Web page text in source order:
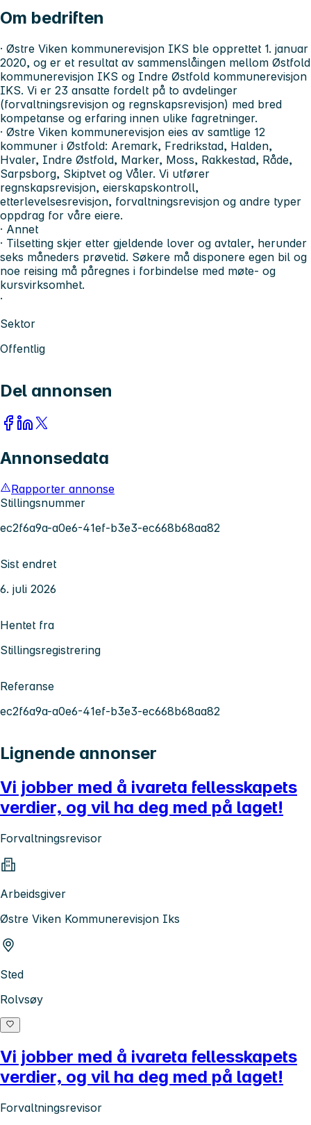
Om bedriften
· Østre Viken kommunerevisjon IKS ble opprettet 1. januar
2020, og er et resultat av sammenslåingen mellom Østfold
kommunerevisjon IKS og Indre Østfold kommunerevisjon
IKS. Vi er 23 ansatte fordelt på to avdelinger
(forvaltningsrevisjon og regnskapsrevisjon) med bred
kompetanse og erfaring innen ulike fagretninger.
· Østre Viken kommunerevisjon eies av samtlige 12
kommuner i Østfold: Aremark, Fredrikstad, Halden,
Hvaler, Indre Østfold, Marker, Moss, Rakkestad, Råde,
Sarpsborg, Skiptvet og Våler. Vi utfører
regnskapsrevisjon, eierskapskontroll,
etterlevelsesrevisjon, forvaltningsrevisjon og andre typer
oppdrag for våre eiere.
· Annet
· Tilsetting skjer etter gjeldende lover og avtaler, herunder
seks måneders prøvetid. Søkere må disponere egen bil og
noe reising må påregnes i forbindelse med møte- og
kursvirksomhet.
·
Sektor
Offentlig
Del annonsen
Annonsedata
Rapporter annonse
Stillingsnummer
ec2f6a9a-a0e6-41ef-b3e3-ec668b68aa82
Sist endret
6. juli 2026
Hentet fra
Stillingsregistrering
Referanse
ec2f6a9a-a0e6-41ef-b3e3-ec668b68aa82
Lignende annonser
Vi jobber med å ivareta fellesskapets
verdier, og vil ha deg med på laget!
Forvaltningsrevisor
Arbeidsgiver
Østre Viken Kommunerevisjon Iks
Sted
Rolvsøy
Vi jobber med å ivareta fellesskapets
verdier, og vil ha deg med på laget!
Forvaltningsrevisor